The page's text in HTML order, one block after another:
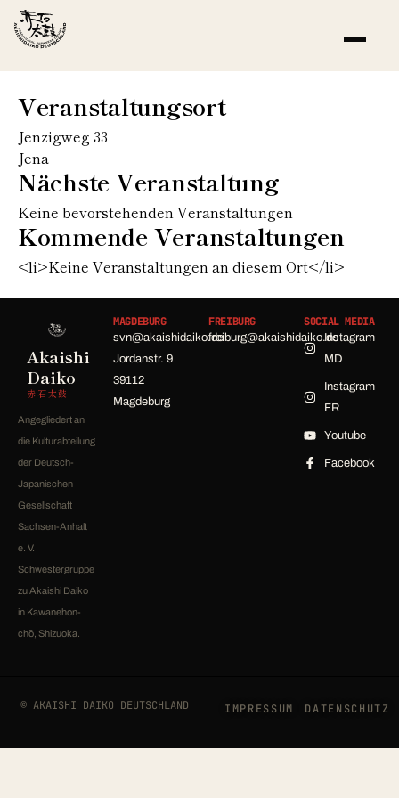
Veranstaltungsort
Jenzigweg 33
Jena
Nächste Veranstaltung
Keine bevorstehenden Veranstaltungen
Kommende Veranstaltungen
<li>Keine Veranstaltungen an diesem Ort</li>
Akaishi
Daiko
赤石太鼓
Angegliedert an
die Kulturabteilung
der Deutsch-
Japanischen
Gesellschaft
Sachsen-Anhalt
e. V.
Schwestergruppe
zu Akaishi Daiko
in Kawanehon-
chō, Shizuoka.
MAGDEBURG
svn@akaishidaiko.de
Jordanstr. 9
39112
Magdeburg
FREIBURG
freiburg@akaishidaiko.de
SOCIAL MEDIA
Instagram
MD
Instagram
FR
Youtube
Facebook
© AKAISHI DAIKO DEUTSCHLAND DATENSCHUTZ
IMPRESSUM